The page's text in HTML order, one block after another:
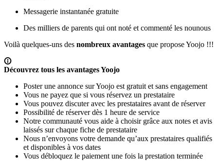
Messagerie instantanée gratuite
Des milliers de parents qui ont noté et commenté les nounous
Voilà quelques-uns des nombreux avantages que propose Yoojo !!!
Découvrez tous les avantages Yoojo
Poster une annonce sur Yoojo est gratuit et sans engagement
Vous ne payez que si vous réservez un prestataire
Vous pouvez discuter avec les prestataires avant de réserver
Possibilité de réserver dès 1 heure de service
Notre communauté vous aide à choisir grâce aux notes et avis
laissés sur chaque fiche de prestataire
Nous n’envoyons votre demande qu’aux prestataires qualifiés
et disponibles à vos dates
Vous débloquez le paiement une fois la prestation terminée